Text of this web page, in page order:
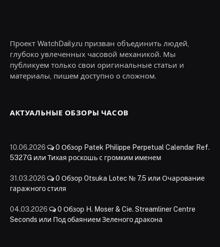
Проект WatchDaily.ru призван объединить людей,
глубоко увлеченных часовой механикой. Мы
публикуем только свои оригинальные статьи и
материалы, пишем доступно о сложном.
АКТУАЛЬНЫЕ ОБЗОРЫ ЧАСОВ
10.06.2026 0 Обзор Patek Philippe Perpetual Calendar Ref.
5327G или Тихая роскошь с громким именем
31.03.2026 0 Обзор Otsuka Lotec № 7.5 или Очарование
гаражного стиля
04.03.2026 0 Обзор H. Moser & Cie. Streamliner Centre
Seconds или Под обаянием Зеленого дракона